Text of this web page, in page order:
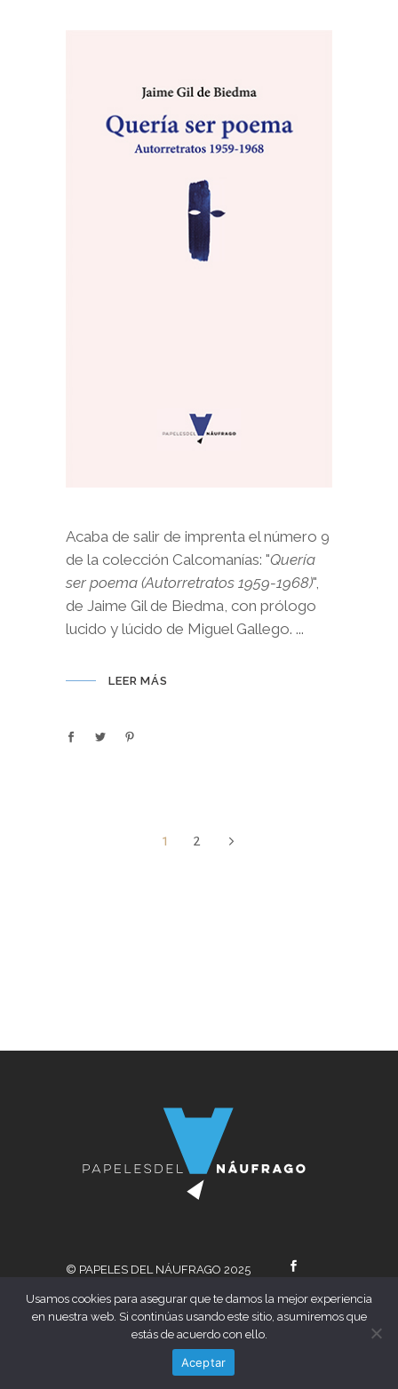
Acaba de salir de imprenta el número 9
de la colección Calcomanías: "Quería
ser poema (Autorretratos 1959-1968)",
de Jaime Gil de Biedma, con prólogo
lucido y lúcido de Miguel Gallego.
LEER MÁS
1 2
© PAPELES DEL NÁUFRAGO 2025
POLÍTICA DE COOKIES CONTACTO
Usamos cookies para asegurar que te damos la mejor experiencia
en nuestra web. Si continúas usando este sitio, asumiremos que
estás de acuerdo con ello.
Aceptar